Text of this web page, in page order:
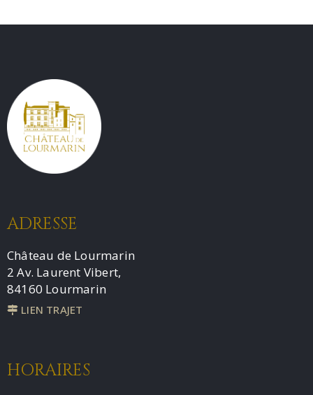
ADRESSE
Château de Lourmarin
2 Av. Laurent Vibert,
84160 Lourmarin
LIEN TRAJET
HORAIRES